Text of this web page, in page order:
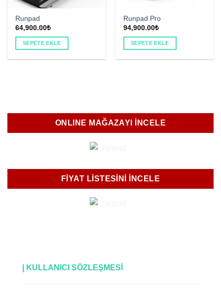
Runpad
64,900.00₺
SEPETE EKLE
Runpad Pro
94,900.00₺
SEPETE EKLE
ONLINE MAĞAZAYI INCELE
FIYAT LISTESINI İNCELE
| KULLANICI SÖZLEŞMESİ